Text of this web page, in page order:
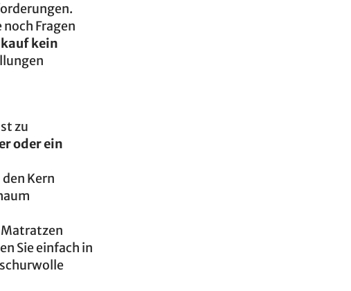
Fragen
kein
zu
oder ein
Kern
Matratzen
Sie einfach in